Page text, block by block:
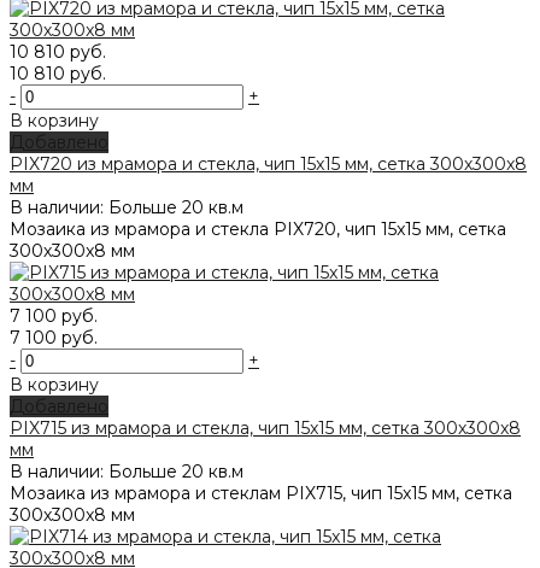
10 810 руб.
10 810 руб.
-
+
В корзину
Добавлено
PIX720 из мрамора и стекла, чип 15x15 мм, сетка 300х300x8
мм
В наличии: Больше 20 кв.м
Мозаика из мрамора и стекла PIX720, чип 15x15 мм, сетка
300х300x8 мм
7 100 руб.
7 100 руб.
-
+
В корзину
Добавлено
PIX715 из мрамора и стекла, чип 15x15 мм, сетка 300х300x8
мм
В наличии: Больше 20 кв.м
Мозаика из мрамора и стеклам PIX715, чип 15x15 мм, сетка
300х300x8 мм